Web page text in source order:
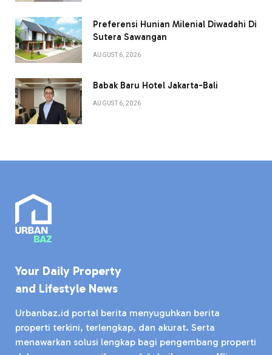
Preferensi Hunian Milenial Diwadahi Di
Sutera Sawangan
AUGUST 6, 2026
Babak Baru Hotel Jakarta-Bali
AUGUST 6, 2026
Your Daily Property
and Lifestyle News
Urbanbaz.id portal berita menyuguhkan berita
properti terkini, terlengkap, dan akurat. Serta
menawarkan solusi lengkap bagi pengembang properti